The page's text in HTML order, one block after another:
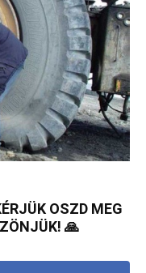
OSZD MEG
🙏